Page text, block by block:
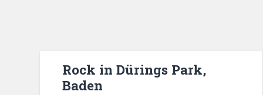
Rock in Dürings Park,
Baden